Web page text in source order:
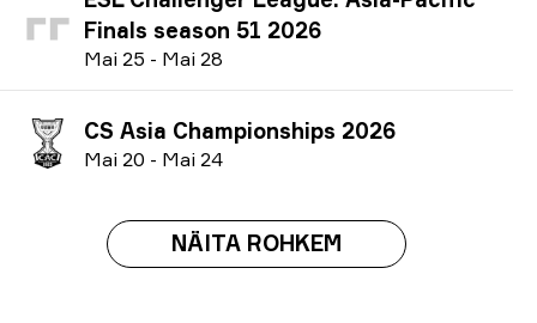
Finals season 51 2026
Mai 25 - Mai 28
CS Asia Championships 2026
Mai 20 - Mai 24
NÄITA ROHKEM